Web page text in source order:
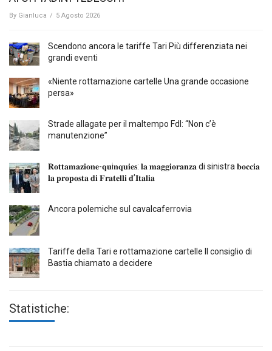
By Gianluca / 5 Agosto 2026
Scendono ancora le tariffe Tari Più differenziata nei
grandi eventi
«Niente rottamazione cartelle Una grande occasione
persa»
Strade allagate per il maltempo FdI: “Non c’è
manutenzione”
𝐑𝐨𝐭𝐭𝐚𝐦𝐚𝐳𝐢𝐨𝐧𝐞-𝐪𝐮i𝐧𝐪𝐮𝐢𝐞𝐬: 𝐥𝐚 𝐦𝐚𝐠𝐠𝐢𝐨𝐫𝐚𝐧𝐳𝐚 di sinistra 𝐛𝐨𝐜𝐜𝐢𝐚
𝐥𝐚 𝐩𝐫𝐨𝐩𝐨𝐬𝐭𝐚 𝐝𝐢 𝐅𝐫𝐚𝐭𝐞𝐥𝐥𝐢 𝐝’𝐈𝐭𝐚𝐥𝐢𝐚
Ancora polemiche sul cavalcaferrovia
Tariffe della Tari e rottamazione cartelle Il consiglio di
Bastia chiamato a decidere
Statistiche: